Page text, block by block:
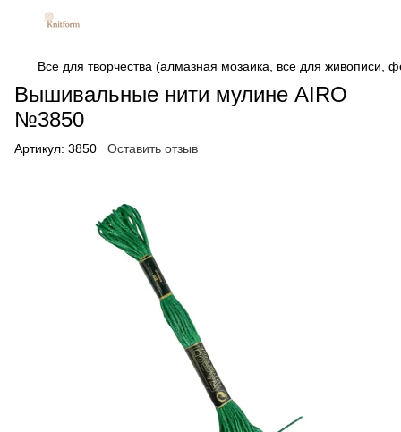
Все для творчества (алмазная мозаика, все для живописи,
Вышивальные нити мулине AIRO
№3850
Артикул: 3850 Оставить отзыв